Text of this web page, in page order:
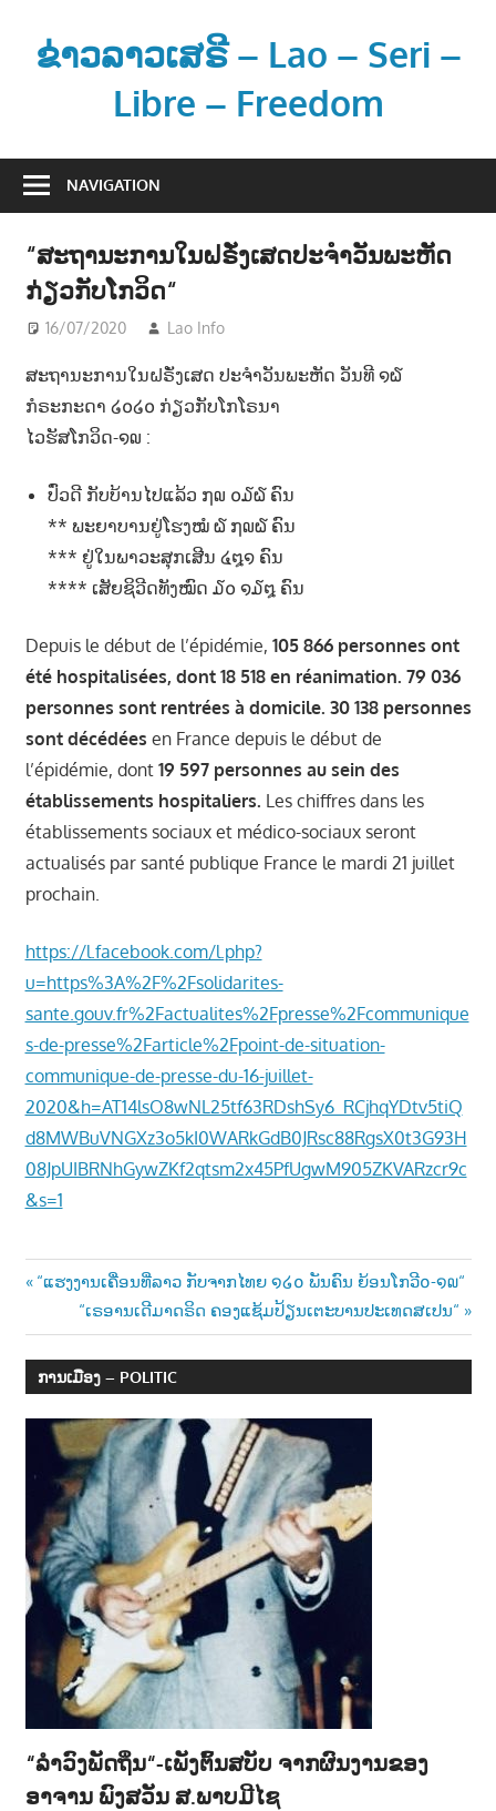
contentຂ່າວລາວເສຣີ – Lao – Seri –
Libre – Freedom
າ
ະ
ຂໍ້
ນ
ຂ່
າ
ສ
NAVIGATION
“ສະຖານະການໃນຝຣັ່ງເສດປະຈຳວັນພະຫັດ
ກ່ຽວກັບໂກວິດ“
16/07/2020 Lao Info
ສະຖານະການໃນຝຣັ່ງເສດ ປະຈຳວັນພະຫັດ ວັນທີ ໑໖
ກໍຣະກະດາ ໒໐໒໐ ກ່ຽວກັບໂກໂຣນາ
ໄວຮັສໂກວິດ-໑໙ :
ປົ່ວດີ ກັບບ້ານໄປແລ້ວ ໗໙ ໐໓໖ ຄົນ
** ພະຍາບານຢູ່ໂຮງໝໍ ໖ ໗໙໖ ຄົນ
*** ຢູ່ໃນພາວະສຸກເສີນ ໔໘໑ ຄົນ
**** ເສັຍຊິວີດທັງໝົດ ໓໐ ໑໓໘ ຄົນ
Depuis le début de l’épidémie, 105 866 personnes ont
été hospitalisées, dont 18 518 en réanimation. 79 036
personnes sont rentrées à domicile. 30 138 personnes
sont décédées en France depuis le début de
l’épidémie, dont 19 597 personnes au sein des
établissements hospitaliers. Les chiffres dans les
établissements sociaux et médico-sociaux seront
actualisés par santé publique France le mardi 21 juillet
prochain.
https://l.facebook.com/l.php?
u=https%3A%2F%2Fsolidarites-
sante.gouv.fr%2Factualites%2Fpresse%2Fcommunique
s-de-presse%2Farticle%2Fpoint-de-situation-
communique-de-presse-du-16-juillet-
2020&h=AT14lsO8wNL25tf63RDshSy6_RCjhqYDtv5tiQ
d8MWBuVNGXz3o5kI0WARkGdB0JRsc88RgsX0t3G93H
08JpUIBRNhGywZKf2qtsm2x45PfUgwM905ZKVARzcr9c
&s=1
Post
navigation
Previous
“ແຮງງານເຄື່ອນທີ່ລາວ ກັບຈາກໄທຍ ໑໒໐ ພັນຄົນ ຍ້ອນໂກວີ໐-໑໙“
Next
Post:
“ເຣອານເດີມາດຣິດ ຄອງແຊ້ມປ້ຽນເຕະບານປະເທດສເປນ“
ການເມືອງ – POLITIC
“ລຳວົງພັດຖິ່ນ“-ເພັງຕົ້ນສບັບ ຈາກຜົນງານຂອງ
ອາຈານ ພົງສວັນ ສ.ພາບມີໄຊ